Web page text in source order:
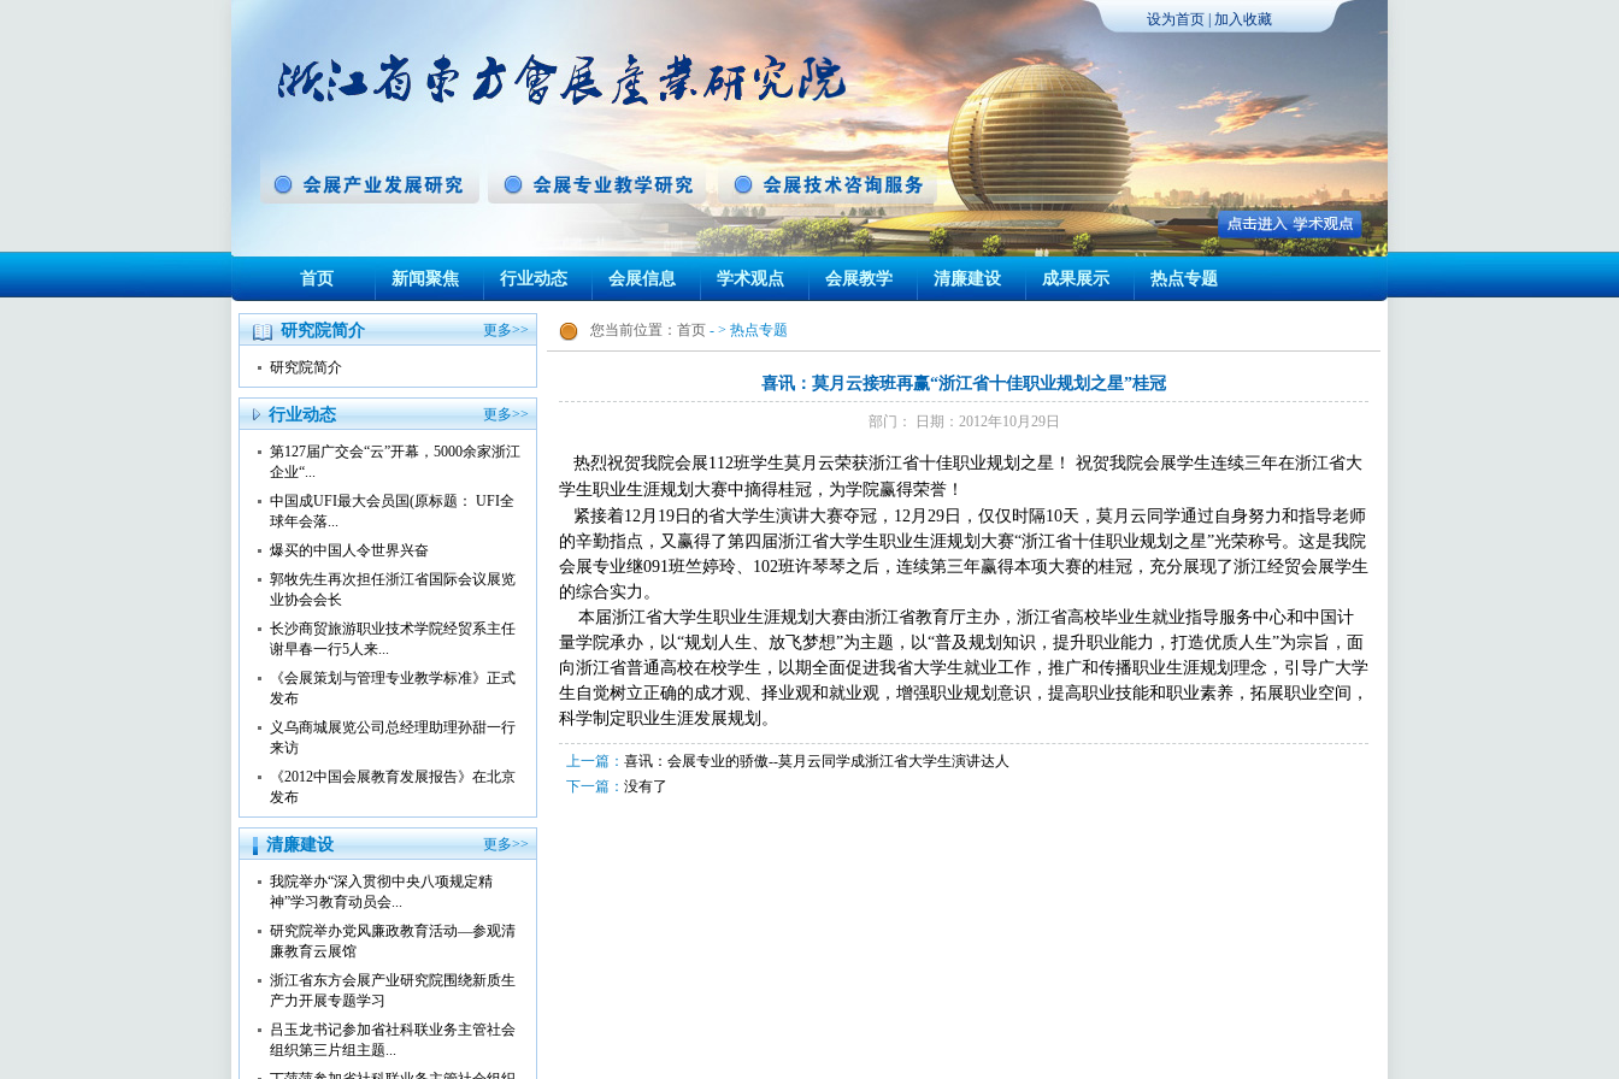
设为首页 加入收藏
首页 新闻聚焦 行业动态 会展信息 学术观点 会展教学 清廉建设 成果展示 热点专题
研究院简介 更多>>
研究院简介
行业动态 更多>>
第127届广交会“云”开幕，5000余家浙江
企业“...
中国成UFI最大会员国(原标题： UFI全
球年会落...
爆买的中国人令世界兴奋
郭牧先生再次担任浙江省国际会议展览
业协会会长
长沙商贸旅游职业技术学院经贸系主任
谢早春一行5人来...
《会展策划与管理专业教学标准》正式
发布
义乌商城展览公司总经理助理孙甜一行
来访
《2012中国会展教育发展报告》在北京
发布
清廉建设 更多>>
我院举办“深入贯彻中央八项规定精
神”学习教育动员会...
研究院举办党风廉政教育活动—参观清
廉教育云展馆
浙江省东方会展产业研究院围绕新质生
产力开展专题学习
吕玉龙书记参加省社科联业务主管社会
组织第三片组主题...
您当前位置： 首页 - > 热点专题
喜讯：莫月云接班再赢“浙江省十佳职业规划之星”桂冠
部门： 日期：2012年10月29日
热烈祝贺我院会展112班学生莫月云荣获浙江省十佳职业规划之星！ 祝贺我院会展学生连续三年在浙江省大
学生职业生涯规划大赛中摘得桂冠，为学院赢得荣誉！
紧接着12月19日的省大学生演讲大赛夺冠，12月29日，仅仅时隔10天，莫月云同学通过自身努力和指导老师
的辛勤指点，又赢得了第四届浙江省大学生职业生涯规划大赛“浙江省十佳职业规划之星”光荣称号。这是我院
会展专业继091班竺婷玲、102班许琴琴之后，连续第三年赢得本项大赛的桂冠，充分展现了浙江经贸会展学生
的综合实力。
本届浙江省大学生职业生涯规划大赛由浙江省教育厅主办，浙江省高校毕业生就业指导服务中心和中国计
量学院承办，以“规划人生、放飞梦想”为主题，以“普及规划知识，提升职业能力，打造优质人生”为宗旨，面
向浙江省普通高校在校学生，以期全面促进我省大学生就业工作，推广和传播职业生涯规划理念，引导广大学
生自觉树立正确的成才观、择业观和就业观，增强职业规划意识，提高职业技能和职业素养，拓展职业空间，
科学制定职业生涯发展规划。
上一篇： 喜讯：会展专业的骄傲--莫月云同学成浙江省大学生演讲达人
下一篇： 没有了